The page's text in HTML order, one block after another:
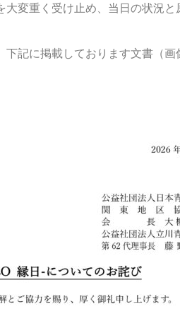
変重く受け止め、当日の状況
記に掲載しております文書（画